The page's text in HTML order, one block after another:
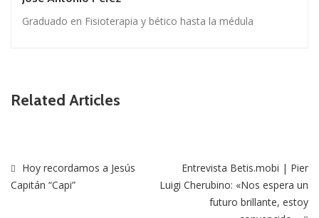
Graduado en Fisioterapia y bético hasta la médula
Related Articles
Hoy recordamos a Jesús
Capitán “Capi”
Entrevista Betis.mobi | Pier
Luigi Cherubino: «Nos espera un
futuro brillante, estoy